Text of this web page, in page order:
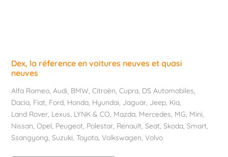
Dex, la réference en voitures neuves et quasi
neuves
Alfa Romeo,Audi, BMW,Citroën,Cupra, DS Automobiles,
Dacia, Fiat, Ford, Honda, Hyundai, Jaguar, Jeep, Kia,
Land Rover, Lexus, LYNK & CO, Mazda, Mercedes, MG, Mini,
Nissan,Opel, Peugeot, Polestar, Renault,Seat,Skoda,Smart,
Ssangyong,Suzuki,Toyota,Volkswagen,Volvo